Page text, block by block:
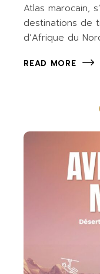
Atlas marocain,
destinations de
d’Afrique du
READ MORE
des